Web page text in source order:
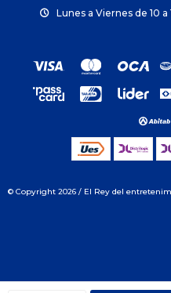
Lunes a Viernes de 10 a
© Copyright 2026 / El Rey del